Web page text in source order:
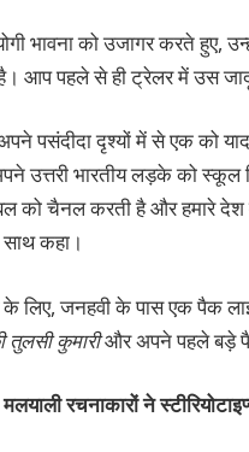
भावना को उजागर करते हुए,
आप पहले से ही ट्रेलर में उस
अपने पसंदीदा दृश्यों में से एक को
उत्तरी भारतीय लड़के को
को चैनल करती है और हमारे देश
कहा।
लिए, जनहवी के पास एक पैक
तुलसी कुमारीऔर अपने पहले बड़े
रचनाकारों ने